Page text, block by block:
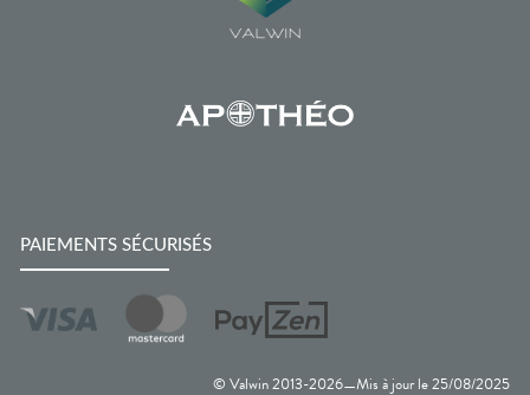
© Valwin 2013-2026—Mis à jour le25/08/2025
PAIEMENTS SÉCURISÉS